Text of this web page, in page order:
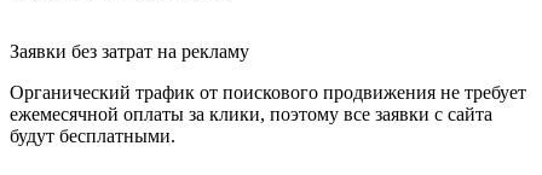
Заявки без затрат на рекламу
Органический трафик от поискового продвижения не требует
ежемесячной оплаты за клики, поэтому все заявки с сайта
будут бесплатными.